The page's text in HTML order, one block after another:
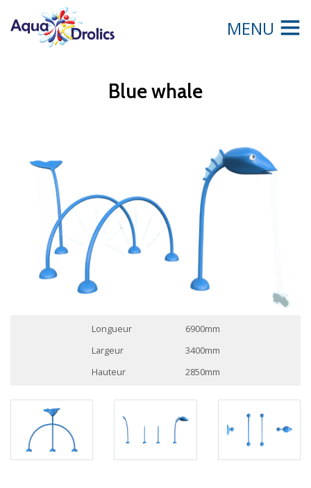
MENU
Blue whale
Longueur
6900mm
Largeur
3400mm
Hauteur
2850mm